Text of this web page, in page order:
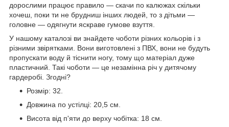
дорослими працює правило — скачи по калюжах скільки
хочеш, поки ти не брудниш інших людей, то з дітьми —
головне — одягнути яскраве гумове взуття.
У нашому каталозі ви знайдете чоботи різних кольорів і з
різними звірятками. Вони виготовлені з ПВХ, вони не будуть
пропускати воду й тіснити ногу, тому що матеріал дуже
пластичний. Такі чоботи — це незамінна річ у дитячому
гардеробі. Згодні?
Розмір: 32.
Довжина по устілці: 20,5 см.
Висота від п'яти до верху чобітка: 18 см.